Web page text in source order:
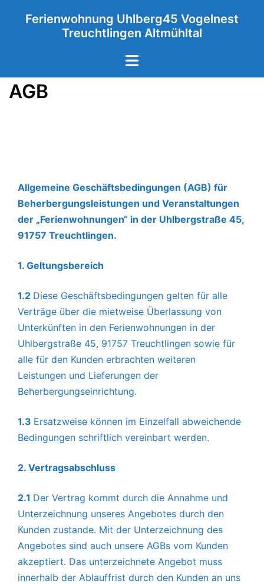
Ferienwohnung Uhlberg45 Vogelnest
Treuchtlingen Altmühltal
Menü
AGB
Allgemeine Geschäftsbedingungen (AGB) für
Beherbergungsleistungen und Veranstaltungen
der „Ferienwohnungen“ in der Uhlbergstraße 45,
91757 Treuchtlingen.
1. Geltungsbereich
1.2 Diese Geschäftsbedingungen gelten für alle
Verträge über die mietweise Überlassung von
Unterkünften in den Ferienwohnungen in der
Uhlbergstraße 45, 91757 Treuchtlingen sowie für
alle für den Kunden erbrachten weiteren
Leistungen und Lieferungen der
Beherbergungseinrichtung.
1.3 Ersatzweise können im Einzelfall abweichende
Bedingungen schriftlich vereinbart werden.
2. Vertragsabschluss
2.1 Der Vertrag kommt durch die Annahme und
Unterzeichnung unseres Angebotes durch den
Kunden zustande. Mit der Unterzeichnung des
Angebotes sind auch unsere AGBs vom Kunden
akzeptiert. Das unterzeichnete Angebot muss
innerhalb der Ablauffrist durch den Kunden an uns